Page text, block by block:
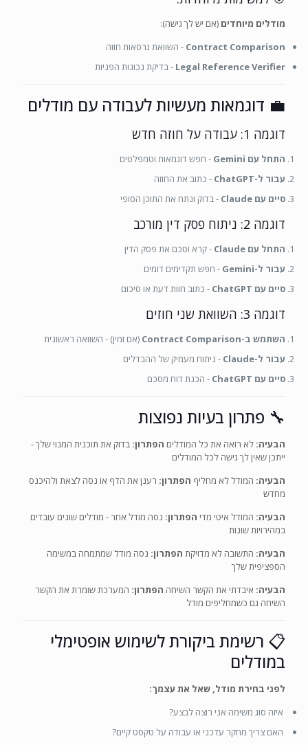
מודלים מיוחדים (אם יש לך גישה):
Contract Comparison - השוואת גרסאות חוזה
Legal Reference Verifier - בדיקת נכונות הפניות
💼 דוגמאות מעשיות לעבודה עם מודלים
דוגמה 1: עבודה על חוזה חדש
התחל עם Gemini
- חפש דוגמאות וטמפלטים
עבור ל-ChatGPT
- כתוב את החוזה
סיים עם Claude
- בדוק ונתח את התוכן הסופי
דוגמה 2: ניתוח פסק דין מורכב
התחל עם Claude
- קרא וסכם את פסק הדין
עבור ל-Gemini
- חפש תקדימים דומים
סיים עם ChatGPT
- כתוב חוות דעת או סיכום
דוגמה 3: השוואת שני חוזים
השתמש ב-Contract Comparison
(אם זמין) - השוואה ראשונית
עבור ל-Claude
- ניתוח מעמיק של ההבדלים
סיים עם ChatGPT
- הכנת דוח מסכם
🔧 פתרון בעיות נפוצות
הבעיה: לא רואה את כל המודלים הפתרון: בדוק את תוכנית המנוי שלך -
ייתכן שאין לך גישה לכל המודלים
הבעיה: המודל לא מחליף הפתרון: רענן את הדף או נסה לצאת ולהיכנס
מחדש
הבעיה: המודל איטי מדי הפתרון: נסה מודל אחר - מודלים שונים עובדים
במהירויות שונות
הבעיה: התשובה לא מדויקת הפתרון: נסה מודל שמתמחה במשימה
הספציפית שלך
הבעיה: איבדתי את הקשר השיחה הפתרון: המערכת שומרת את הקשר
השיחה גם כשמחליפים מודל
📋 רשימת ביקורת לשימוש אופטימלי
במודלים
לפני בחירת מודל, שאל את עצמך:
איזה סוג משימה אני רוצה לבצע?
האם צריך מחקר עדכני או עבודה על טקסט קיים?